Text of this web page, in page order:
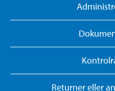
Returner eller